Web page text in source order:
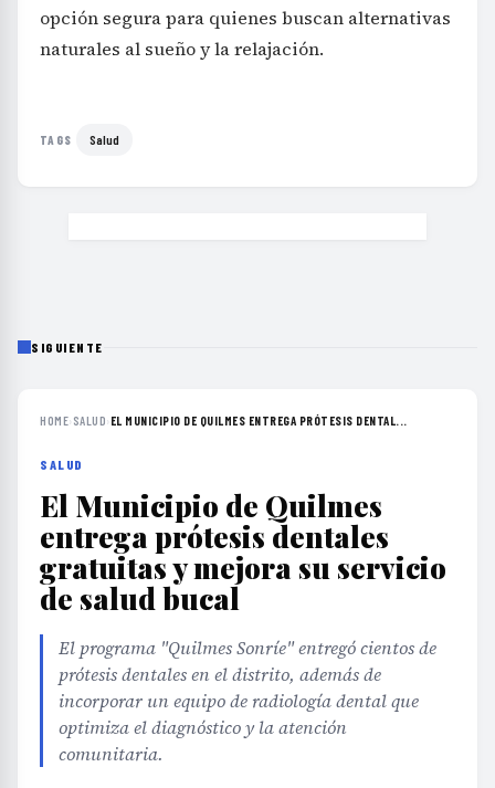
opción segura para quienes buscan alternativas
naturales al sueño y la relajación.
TAGS Salud
SIGUIENTE
HOME› SALUD› EL MUNICIPIO DE QUILMES ENTREGA PRÓTESIS DENTAL...
SALUD
El Municipio de Quilmes
entrega prótesis dentales
gratuitas y mejora su servicio
de salud bucal
El programa "Quilmes Sonríe" entregó cientos de
prótesis dentales en el distrito, además de
incorporar un equipo de radiología dental que
optimiza el diagnóstico y la atención
comunitaria.